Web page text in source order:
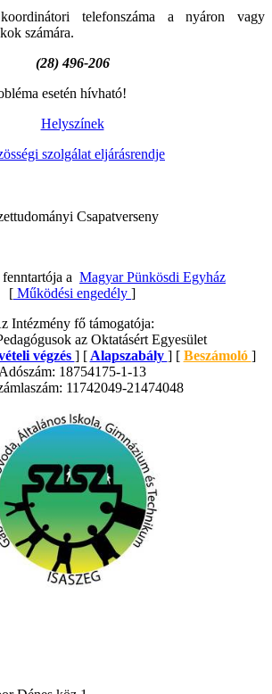
telefonszáma a nyáron vagy
számára.
(28) 496-206
esetén hívható!
Helyszínek
szolgálat eljárásrendje
Csapatverseny
a Magyar Pünkösdi Egyház
[ Működési engedély ]
Intézmény fő támogatója:
az Oktatásért Egyesület
végzés ] [ Alapszabály ] [ Beszámoló ]
Adószám: 18754175-1-13
11742049-21474048